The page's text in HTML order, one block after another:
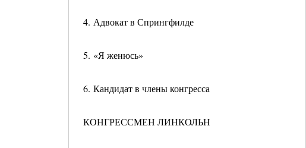
4. Адвокат в Спрингфилде
5. «Я женюсь»
6. Кандидат в члены конгресса
КОНГРЕССМЕН ЛИНКОЛЬН